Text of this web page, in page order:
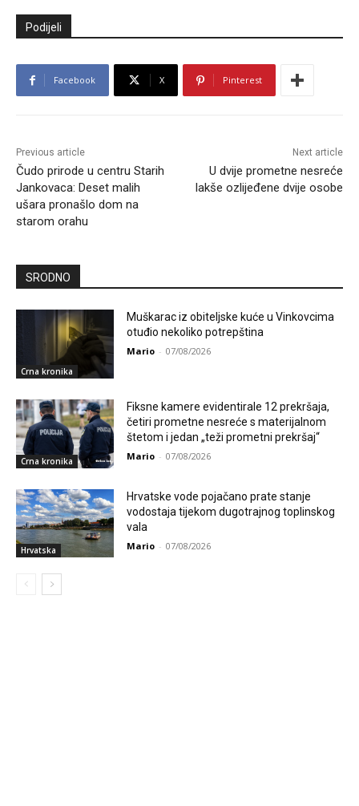
Podijeli
Facebook X Pinterest
Previous article
Čudo prirode u centru Starih
Jankovaca: Deset malih
ušara pronašlo dom na
starom orahu
Next article
U dvije prometne nesreće
lakše ozlijeđene dvije osobe
SRODNO
Crna kronika
Muškarac iz obiteljske kuće u Vinkovcima
otuđio nekoliko potrepština
Mario - 07/08/2026
Crna kronika
Fiksne kamere evidentirale 12 prekršaja,
četiri prometne nesreće s materijalnom
štetom i jedan „teži prometni prekršaj“
Mario - 07/08/2026
Hrvatska
Hrvatske vode pojačano prate stanje
vodostaja tijekom dugotrajnog toplinskog
vala
Mario - 07/08/2026